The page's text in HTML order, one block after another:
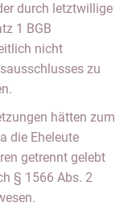
durch letztwillige
1 BGB
nicht
zu
hätten zum
die Eheleute
getrennt gelebt
§ 1566 Abs. 2